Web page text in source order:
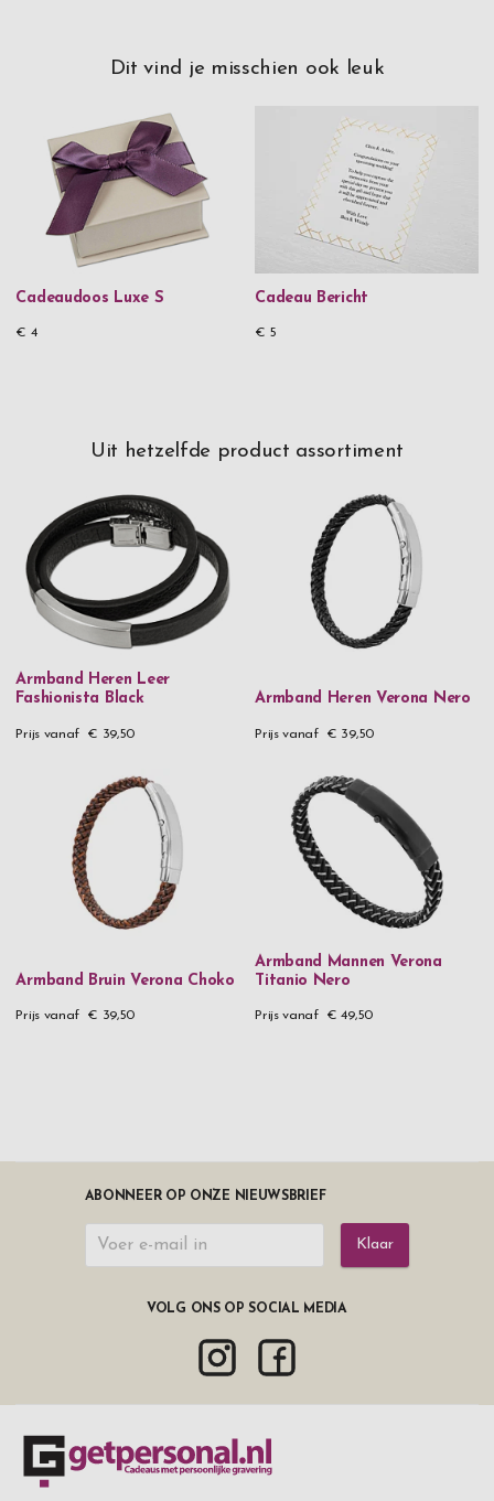
Dit vind je misschien ook leuk
Cadeaudoos Luxe S
€ 4
Cadeau Bericht
€ 5
Uit hetzelfde product assortiment
Armband Heren Leer
Fashionista Black
Prijs vanaf € 39,50
Armband Heren Verona Nero
Prijs vanaf € 39,50
Armband Bruin Verona Choko
Prijs vanaf € 39,50
Armband Mannen Verona
Titanio Nero
Prijs vanaf € 49,50
ABONNEER OP ONZE NIEUWSBRIEF
Klaar
VOLG ONS OP SOCIAL MEDIA